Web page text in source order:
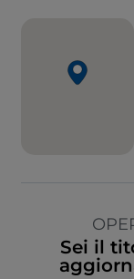
Sei il